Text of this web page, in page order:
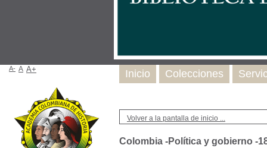
Volver a la pantalla de inicio ...
Colombia -Política y gobierno -
Inicio Colecciones
A- A A+